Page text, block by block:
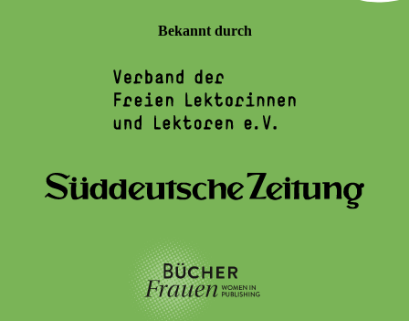
Bekannt durch